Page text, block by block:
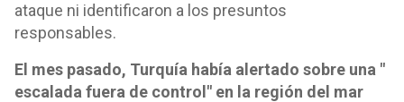
ataque ni identificaron a los presuntos
responsables.
El mes pasado, Turquía había alertado sobre una "
escalada fuera de control" en la región del mar